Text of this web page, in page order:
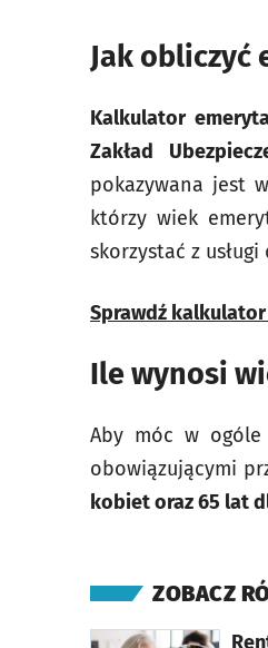
Jak obliczyć
Kalkulator
Zakład
pokazywana jest
którzy wiek
skorzystać z
Sprawdź
Ile wynosi
Aby móc w
obowiązującymi
kobiet oraz 65 lat
ZOBACZ
otworzy się w nowej karcie